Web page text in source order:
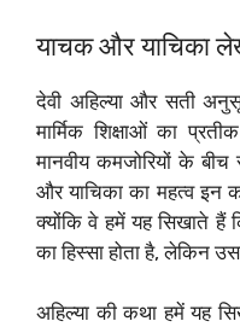
याचक और याचिका
देवी अहिल्या और सती
मार्मिक शिक्षाओं का
मानवीय कमजोरियों के
और याचिका का महत्व इन
क्योंकि वे हमें यह सिखाते हैं
का हिस्सा होता है, लेकिन
अहिल्या की कथा हमें यह